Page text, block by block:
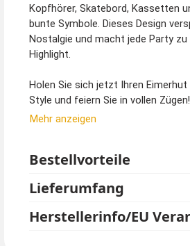
Kopfhörer, Skatebord, Kassetten
bunte Symbole. Dieses Design
Nostalgie und macht jede Party
Highlight.
Holen Sie sich jetzt Ihren Eimerhut
Style und feiern Sie in vollen
bewundernde Blicke und
Mehr anzeigen
Bestellvorteile
Lieferumfang
Herstellerinfo/EU